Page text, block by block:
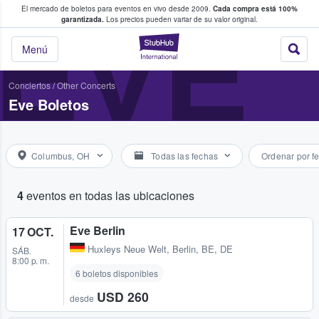
El mercado de boletos para eventos en vivo desde 2009. Cada compra está 100%
garantizada. Los precios pueden variar de su valor original.
StubHub: donde
Menú
fans compran y venden boletos
Conciertos/Other Concerts
Eve Boletos
Columbus, OH Todas las fechas Ordenar por
4eventos en todas las ubicaciones
17 OCT.
SÁB.
8:00 p. m.
Eve Berlin
Huxleys Neue Welt, Berlin, BE, DE
6 boletos disponibles
desde USD 260